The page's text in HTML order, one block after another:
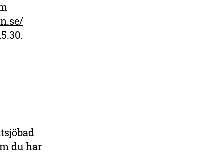
du har